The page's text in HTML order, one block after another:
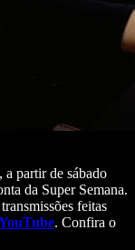
a partir de sábado
da Super Semana.
feitas
. Confira o